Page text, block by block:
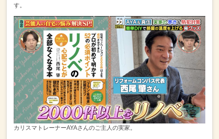
す。
カリスマトレーナーAYAさんのご主人の実家。